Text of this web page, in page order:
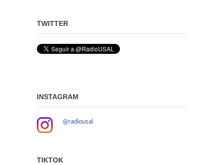
TWITTER
INSTAGRAM
@radiousal
TIKTOK